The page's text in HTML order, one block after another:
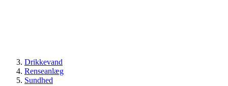
Drikkevand
Renseanlæg
Sundhed